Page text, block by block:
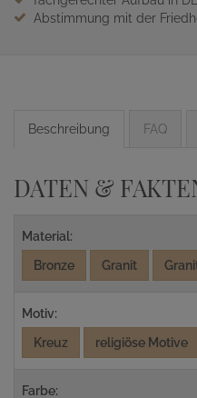
Abstimmung mit der
Beschreibung FAQ
DATEN &
Material:
Bronze
Granit
Motiv:
Kreuz
religiöse Motive
Farbe: